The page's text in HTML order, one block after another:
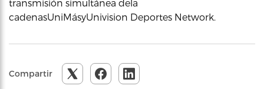
transmisión simultánea dela
cadenasUniMásyUnivision Deportes Network.
Compartir